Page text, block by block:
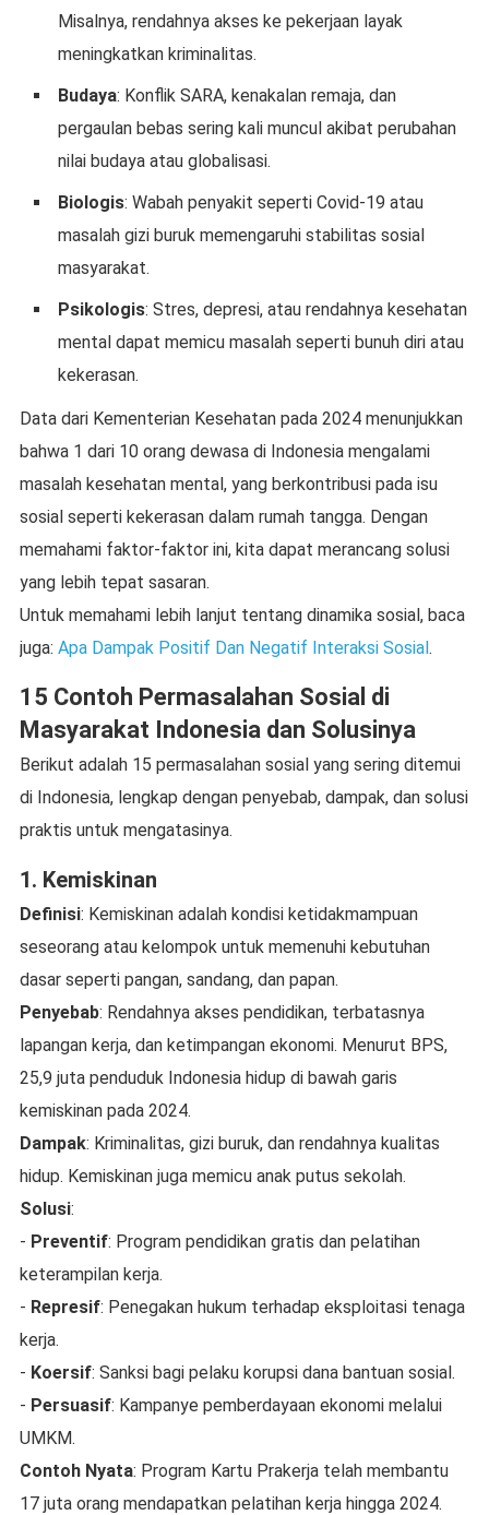
Misalnya, rendahnya akses ke pekerjaan layak
meningkatkan kriminalitas.
Budaya: Konflik SARA, kenakalan remaja, dan
pergaulan bebas sering kali muncul akibat perubahan
nilai budaya atau globalisasi.
Biologis: Wabah penyakit seperti Covid-19 atau
masalah gizi buruk memengaruhi stabilitas sosial
masyarakat.
Psikologis: Stres, depresi, atau rendahnya kesehatan
mental dapat memicu masalah seperti bunuh diri atau
kekerasan.
Data dari Kementerian Kesehatan pada 2024 menunjukkan
bahwa 1 dari 10 orang dewasa di Indonesia mengalami
masalah kesehatan mental, yang berkontribusi pada isu
sosial seperti kekerasan dalam rumah tangga. Dengan
memahami faktor-faktor ini, kita dapat merancang solusi
yang lebih tepat sasaran.
Untuk memahami lebih lanjut tentang dinamika sosial, baca
juga: Apa Dampak Positif Dan Negatif Interaksi Sosial.
15 Contoh Permasalahan Sosial di
Masyarakat Indonesia dan Solusinya
Berikut adalah 15 permasalahan sosial yang sering ditemui
di Indonesia, lengkap dengan penyebab, dampak, dan solusi
praktis untuk mengatasinya.
1. Kemiskinan
Definisi: Kemiskinan adalah kondisi ketidakmampuan
seseorang atau kelompok untuk memenuhi kebutuhan
dasar seperti pangan, sandang, dan papan.
Penyebab: Rendahnya akses pendidikan, terbatasnya
lapangan kerja, dan ketimpangan ekonomi. Menurut BPS,
25,9 juta penduduk Indonesia hidup di bawah garis
kemiskinan pada 2024.
Dampak: Kriminalitas, gizi buruk, dan rendahnya kualitas
hidup. Kemiskinan juga memicu anak putus sekolah.
Solusi:
- Preventif: Program pendidikan gratis dan pelatihan
keterampilan kerja.
- Represif: Penegakan hukum terhadap eksploitasi tenaga
kerja.
- Koersif: Sanksi bagi pelaku korupsi dana bantuan sosial.
- Persuasif: Kampanye pemberdayaan ekonomi melalui
UMKM.
Contoh Nyata: Program Kartu Prakerja telah membantu
17 juta orang mendapatkan pelatihan kerja hingga 2024.